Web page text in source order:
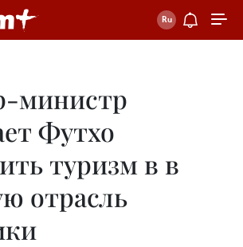
министр
Футхо
туризм в в
отрасль